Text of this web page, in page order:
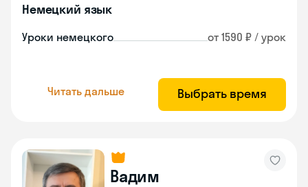
Немецкий язык
Уроки немецкого от 1590 ₽ / урок
Читать дальше Выбрать время
Вадим